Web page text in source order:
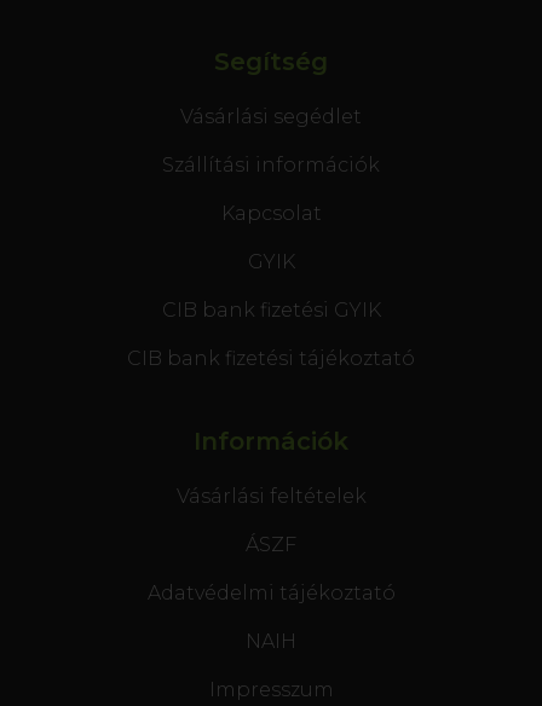
Segítség
Vásárlási segédlet
Szállítási információk
Kapcsolat
GYIK
CIB bank fizetési GYIK
CIB bank fizetési tájékoztató
Információk
Vásárlási feltételek
ÁSZF
Adatvédelmi tájékoztató
NAIH
Impresszum